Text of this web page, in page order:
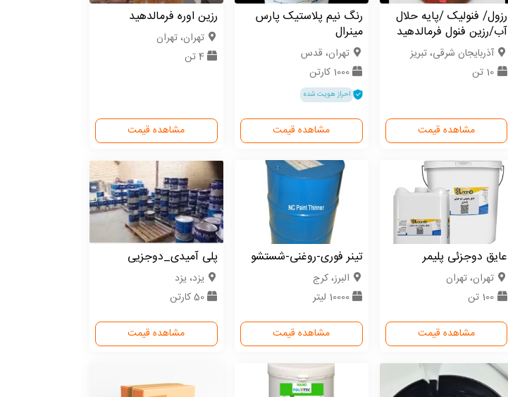
رزول/ فنولیک /پایه حلال
آب/رزین فنول فرمالدهید
آذربایجان شرقی، تبریز
10 تن
مشاهده قیمت
رنگ نیم پلاستیک پارس
مینرال
تهران، قدس
1000 کارتن
احراز هویت شده
مشاهده قیمت
رزین اوره فرمالدهید
تهران، تهران
4 تن
مشاهده قیمت
عایق دوجزئی پلیمر
تهران، تهران
100 تن
مشاهده قیمت
تینر فوری-روغنی-شستشو
البرز، کرج
10000 لیتر
مشاهده قیمت
پلی آمیدی_دوجزیی
یزد، یزد
50 کارتن
مشاهده قیمت